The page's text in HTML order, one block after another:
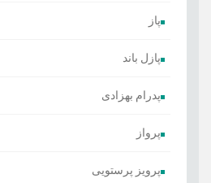
پاز
پازل باند
پدرام بهزادی
پرواز
پرویز پرستویی